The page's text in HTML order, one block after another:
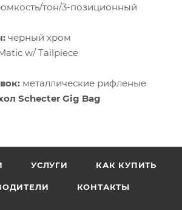
тон/3-позиционный
черный хром
w/ Tailpiece
металлические рифленые
Schecter Gig Bag
УСЛУГИ КАК КУПИТЬ
КОНТАКТЫ